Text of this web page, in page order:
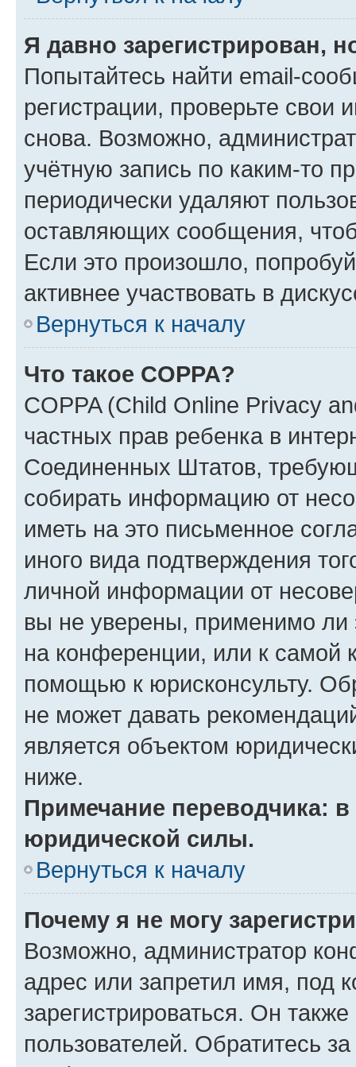
Я давно зарегистрирован,
Попытайтесь найти email-
регистрации, проверьте свои
снова. Возможно,
учётную запись по каким-то
периодически удаляют
оставляющих сообщения,
Если это произошло,
активнее участвовать в
Вернуться к началу
Что такое COPPA?
COPPA (Child Online Privacy
частных прав ребенка в
Соединенных Штатов,
собирать информацию от
иметь на это письменное
иного вида подтверждения
личной информации от
вы не уверены, применимо ли
на конференции, или к самой
помощью к юрисконсульту.
не может давать
является объектом
ниже.
Примечание переводчика:
юридической силы.
Вернуться к началу
Почему я не могу
Возможно, администратор
адрес или запретил имя, под
зарегистрироваться. Он
пользователей. Обратитесь